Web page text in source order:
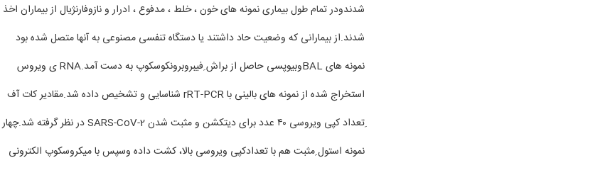
شدندودر تمام طول بیماری نمونه های خون ، خلط ، مدفوع ، ادرار و نازوفارنژیال از بیماران اخذ
شدند.از بیمارانی که وضعیت حاد داشتند یا دستگاه تنفسی مصنوعی به آنها متصل شده بود
نمونه های BALوبیوپسی حاصل از براش ِفیبروبرونکوسکوپ به دست آمد.RNA ی ویروس
استخراج شده از نمونه های بالینی با rRT-PCR شناسایی و تشخیص داده شد.مقادیر کات آف
ِتعداد کپی ویروسی ۴۰ عدد برای دیتکشن و مثبت شدن SARS-CoV-2 در نظر گرفته شد.چهار
نمونه استول ِمثبت هم با تعدادکپی ویروسی بالا، کشت داده وسپس با میکروسکوپ الکترونی